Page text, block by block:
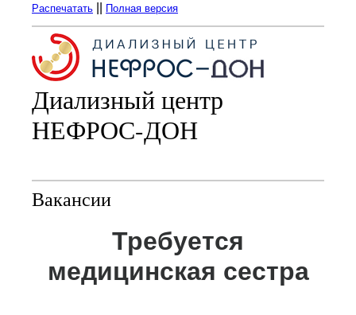
Распечатать Полная версия
Диализный центр
НЕФРОС-ДОН
Вакансии
Требуется
медицинская сестра